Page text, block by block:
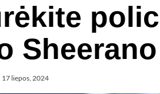
17 liepos, 2024